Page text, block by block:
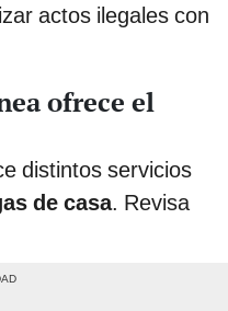
actos ilegales con
ofrece el
distintos servicios
de casa. Revisa